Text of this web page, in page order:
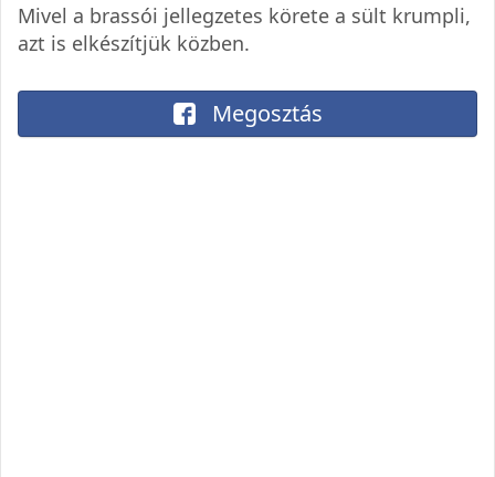
Mivel a brassói jellegzetes körete a sült krumpli,
azt is elkészítjük közben.
Megosztás